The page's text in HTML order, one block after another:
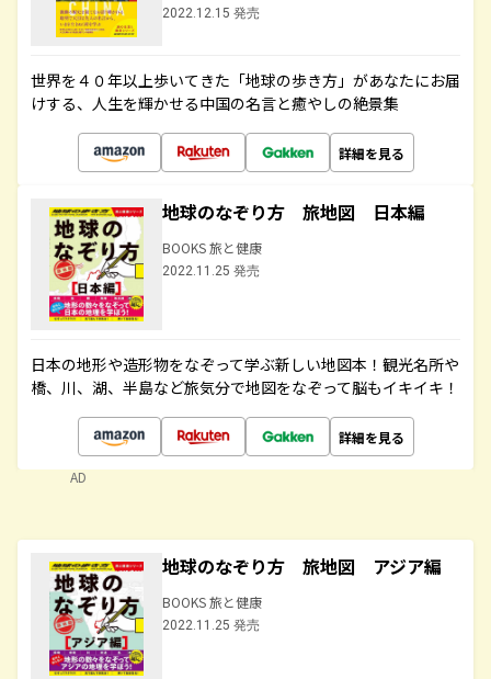
2022.12.15 発売
世界を４０年以上歩いてきた「地球の歩き方」があなたにお届
けする、人生を輝かせる中国の名言と癒やしの絶景集
詳細を見る
地球のなぞり方 旅地図 日本編
BOOKS 旅と健康
2022.11.25 発売
日本の地形や造形物をなぞって学ぶ新しい地図本！観光名所や
橋、川、湖、半島など旅気分で地図をなぞって脳もイキイキ！
詳細を見る
AD
地球のなぞり方 旅地図 アジア編
BOOKS 旅と健康
2022.11.25 発売